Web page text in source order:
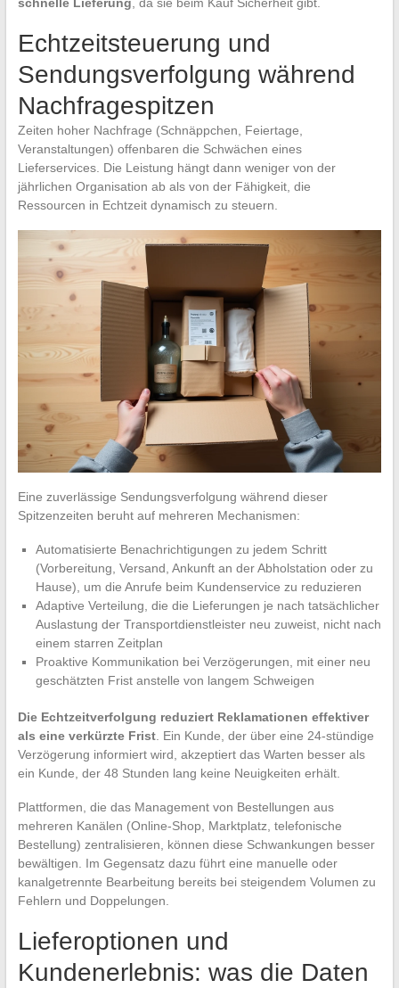
Echtzeitsteuerung und
Sendungsverfolgung während
Nachfragespitzen
Zeiten hoher Nachfrage (Schnäppchen, Feiertage,
Veranstaltungen) offenbaren die Schwächen eines
Lieferservices. Die Leistung hängt dann weniger von der
jährlichen Organisation ab als von der Fähigkeit, die
Ressourcen in Echtzeit dynamisch zu steuern.
Eine zuverlässige Sendungsverfolgung während dieser
Spitzenzeiten beruht auf mehreren Mechanismen:
Automatisierte Benachrichtigungen zu jedem Schritt
(Vorbereitung, Versand, Ankunft an der Abholstation oder zu
Hause), um die Anrufe beim Kundenservice zu reduzieren
Adaptive Verteilung, die die Lieferungen je nach tatsächlicher
Auslastung der Transportdienstleister neu zuweist, nicht nach
einem starren Zeitplan
Proaktive Kommunikation bei Verzögerungen, mit einer neu
geschätzten Frist anstelle von langem Schweigen
Die Echtzeitverfolgung reduziert Reklamationen effektiver
als eine verkürzte Frist. Ein Kunde, der über eine 24-stündige
Verzögerung informiert wird, akzeptiert das Warten besser als
ein Kunde, der 48 Stunden lang keine Neuigkeiten erhält.
Plattformen, die das Management von Bestellungen aus
mehreren Kanälen (Online-Shop, Marktplatz, telefonische
Bestellung) zentralisieren, können diese Schwankungen besser
bewältigen. Im Gegensatz dazu führt eine manuelle oder
kanalgetrennte Bearbeitung bereits bei steigendem Volumen zu
Fehlern und Doppelungen.
Lieferoptionen und
Kundenerlebnis: was die Daten